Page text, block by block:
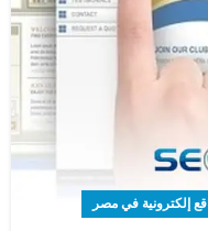
إلكترونية في مصر